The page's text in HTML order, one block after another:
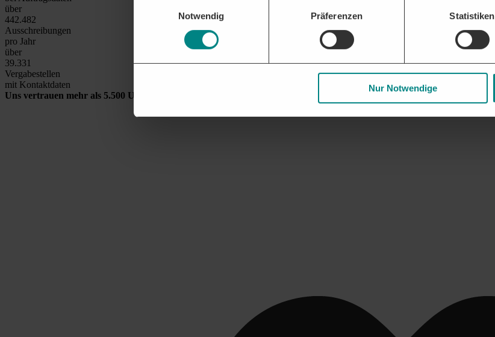
Notwendig
Präferenzen Statistiken
Nur Notwendige
über
450.000
Ausschreibungen
pro Jahr
über
40.000
Vergabestellen
mit Kontaktdaten
Uns vertrauen mehr als 5.500 Unternehmen